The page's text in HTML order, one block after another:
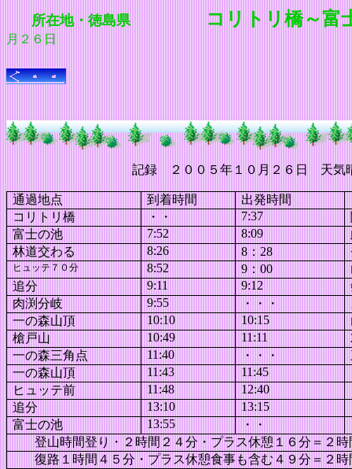
所在地・徳島県 コリトリ橋～富
月２６日
記録 ２００５年１０月２６日 天気
通過地点 到着時間 出発時間
コリトリ橋
・・ 7:37
富士の池
7:52 8:09
林道交わる
8:26 8： 28
ヒュッテ７０分 8:52 9： 00
追分
9:11 9:12
肉渕分岐
9:55 ・・・
一の森山頂
10:10 10:15
槍戸山
10:49 11:11
一の森三角点
11:40 ・・・
一の森山頂
11:43 11:45
ヒュッテ前
11:48 12:40
追分
13:10 13:15
富士の池
13:55 ・・
登山時間登り・２時間２４分・プラス休憩１６分＝２時
復路１時間４５分・プラス休憩食事も含む４９分＝２時